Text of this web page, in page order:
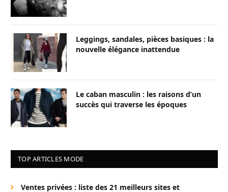
Leggings, sandales, pièces basiques : la
nouvelle élégance inattendue
Le caban masculin : les raisons d’un
succès qui traverse les époques
TOP ARTICLES MODE
Ventes privées : liste des 21 meilleurs sites et